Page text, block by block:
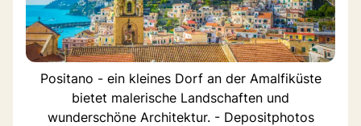
Positano - ein kleines Dorf an der Amalfiküste
bietet malerische Landschaften und
wunderschöne Architektur. - Depositphotos